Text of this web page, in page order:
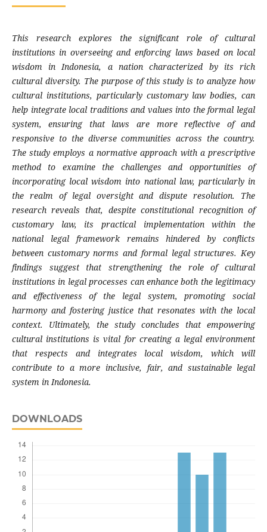
This research explores the significant role of cultural
institutions in overseeing and enforcing laws based on local
wisdom in Indonesia, a nation characterized by its rich
cultural diversity. The purpose of this study is to analyze how
cultural institutions, particularly customary law bodies, can
help integrate local traditions and values into the formal legal
system, ensuring that laws are more reflective of and
responsive to the diverse communities across the country.
The study employs a normative approach with a prescriptive
method to examine the challenges and opportunities of
incorporating local wisdom into national law, particularly in
the realm of legal oversight and dispute resolution. The
research reveals that, despite constitutional recognition of
customary law, its practical implementation within the
national legal framework remains hindered by conflicts
between customary norms and formal legal structures. Key
findings suggest that strengthening the role of cultural
institutions in legal processes can enhance both the legitimacy
and effectiveness of the legal system, promoting social
harmony and fostering justice that resonates with the local
context. Ultimately, the study concludes that empowering
cultural institutions is vital for creating a legal environment
that respects and integrates local wisdom, which will
contribute to a more inclusive, fair, and sustainable legal
system in Indonesia.
DOWNLOADS